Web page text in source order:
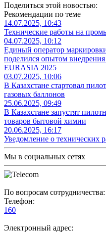
Поделиться этой новостью:
Рекомендации по теме
14.07.2025, 10:43
Технические работы на
04.07.2025, 10:12
Единый оператор
поделился опытом
EURASIA 2025
03.07.2025, 10:06
В Казахстане стартовал
газовых баллонов
25.06.2025, 09:49
В Казахстане запустят
товаров бытовой химии
20.06.2025, 16:17
Уведомление о технических
Мы в социальных сетях
По вопросам сотрудничества:
Телефон:
160
Электронный адрес: